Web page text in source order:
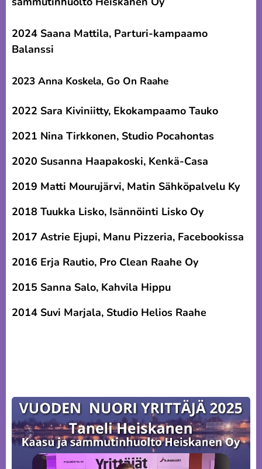
2024 Saana Mattila, Parturi-kampaamo
Balanssi
2023 Anna Koskela, Go On Raahe
2022 Sara Kiviniitty, Ekokampaamo Tauko
2021 Nina Tirkkonen, Studio Pocahontas
2020 Susanna Haapakoski, Kenkä-Casa
2019 Matti Mourujärvi, Matin Sähköpalvelu Ky
2018 Tuukka Lisko, Isännöinti Lisko Oy
2017 Astrie Ejupi, Manu Pizzeria, Facebookissa
2016 Erja Rautio, Pro Clean Raahe Oy
2015 Sanna Salo, Kahvila Hippu
2014 Suvi Marjala, Studio Helios Raahe